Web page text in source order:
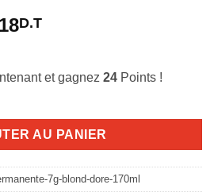
:
D.TLe
est :
et gagnez 24 Points !
Permanente 7G Blond Doré
AU PANIER
7g-blond-dore-170ml